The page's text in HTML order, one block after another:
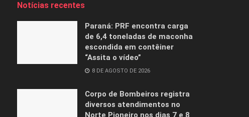
Notícias recentes
Paraná: PRF encontra carga
de 6,4 toneladas de maconha
escondida em contêiner
“Assita o vídeo”
8 DE AGOSTO DE 2026
Corpo de Bombeiros registra
diversos atendimentos no
Norte Pioneiro nos dias 7 e 8